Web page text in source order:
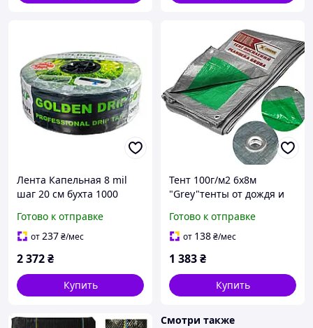
Лента Капельная 8 mil
шаг 20 см бухта 1000
GOLDEN DRIP
Готово к отправке
от237₴/мес
2 372₴
Купить
Тент 100г/м2 6х8м
"Grey"тенты от дождя и
Готово к отправке
от 138₴/мес
1 383₴
Купить
Смотри также